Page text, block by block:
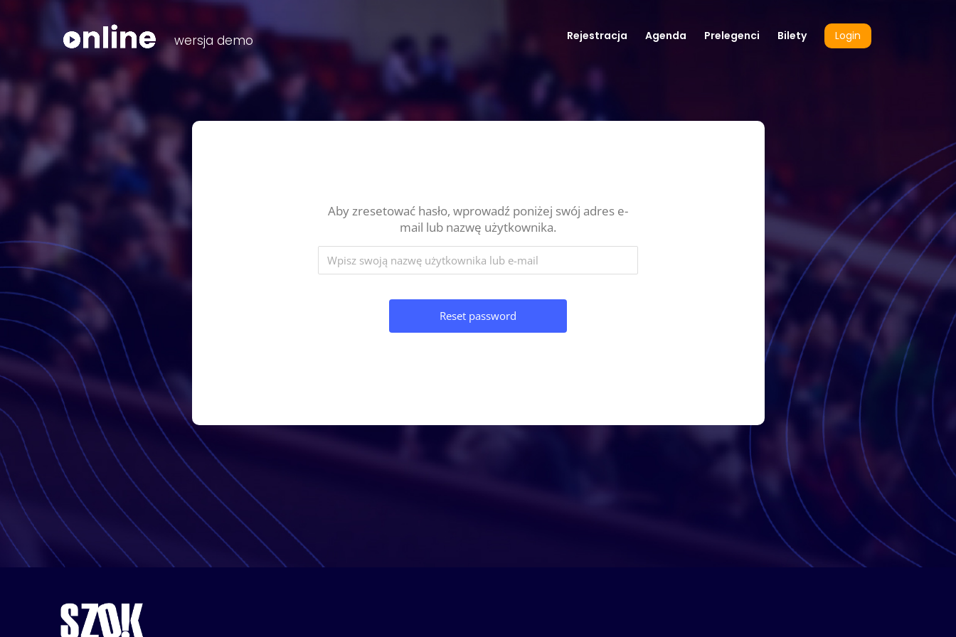
Rejestracja Agenda Prelegenci Bilety Login
Aby zresetować hasło, wprowadź poniżej swój adres e-
mail lub nazwę użytkownika.